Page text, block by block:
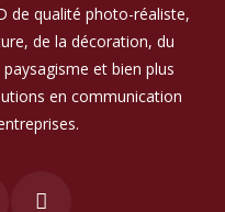
de qualité photo-réaliste,
de la décoration, du
et bien plus
en communication